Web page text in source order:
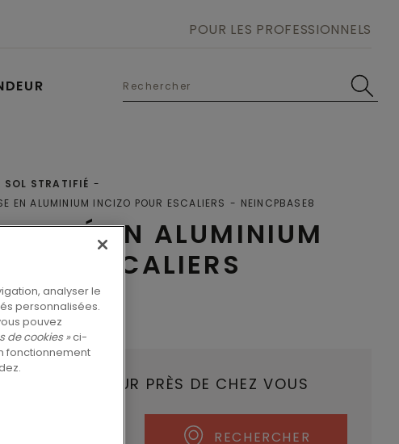
POUR LES PROFESSIONNELS
EN ALUMINIUM
ESCALIERS
SOL STRATIFIÉ
EN ALUMINIUM INCIZO POUR ESCALIERS
NEINCPBASE8
UN REVENDEUR PRÈS DE CHEZ VOUS
RECHERCHER
analyser le
personnalisées.
pouvez
de cookies »ci-
fonctionnement